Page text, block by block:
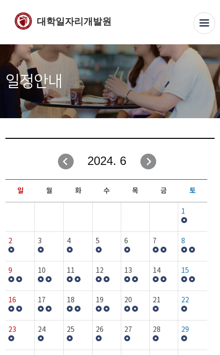
대학일자리개발원
일정안내
2024. 6
일 월 화 수 목 금 토
1
2 3 4 5 6 7 8
9 10 11 12 13 14 15
16 17 18 19 20 21 22
23 24 25 26 27 28 29